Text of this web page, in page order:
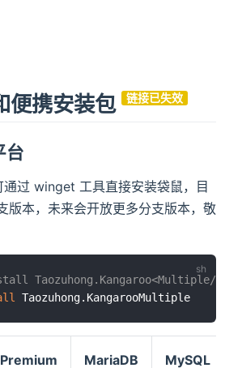
便携安装包 链接已失效
台
过 winget 工具直接安装袋鼠，目
版本，未来会开放更多分支版本，敬
Taozuhong.Kangaroo<Multiple/
Premium MariaDB MySQL